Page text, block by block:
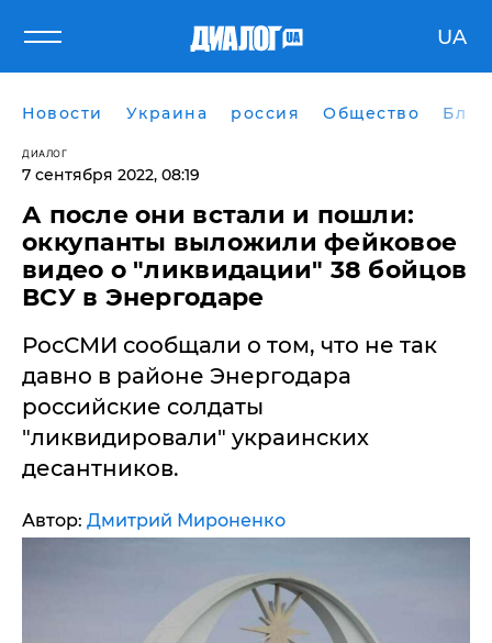
UA
Новости Украина россия Общество
ДИАЛОГ
7 сентября 2022, 08:19
​А после они встали и пошли:
оккупанты выложили фейковое
видео о "ликвидации" 38 бойцов
ВСУ в Энергодаре
РосСМИ сообщали о том, что не так
давно в районе Энергодара
российские солдаты
"ликвидировали" украинских
десантников.
Автор: Дмитрий Мироненко